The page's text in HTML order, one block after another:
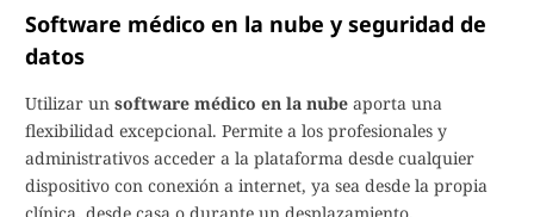
Software médico en la nube y seguridad de
datos
Utilizar un software médico en la nube aporta una
flexibilidad excepcional. Permite a los profesionales y
administrativos acceder a la plataforma desde cualquier
dispositivo con conexión a internet, ya sea desde la propia